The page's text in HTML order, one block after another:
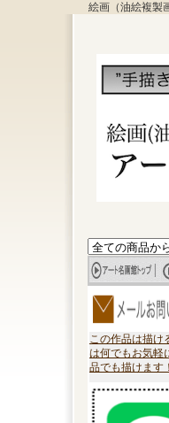
絵画（油絵複製
この作品は描け
は何でもお気軽
品でも描けます！